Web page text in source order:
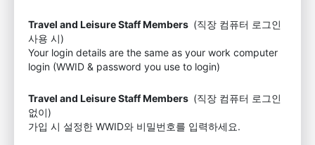
Travel and Leisure Staff Members (직장 컴퓨터 로그인
사용 시)
Your login details are the same as your work computer
login (WWID & password you use to login)
Travel and Leisure Staff Members (직장 컴퓨터 로그인
없이)
가입 시 설정한 WWID와 비밀번호를 입력하세요.